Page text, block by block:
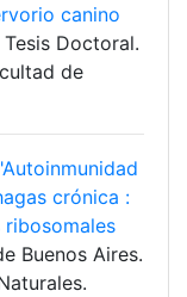
canino
Tesis Doctoral.
de
crónica :
Buenos Aires.